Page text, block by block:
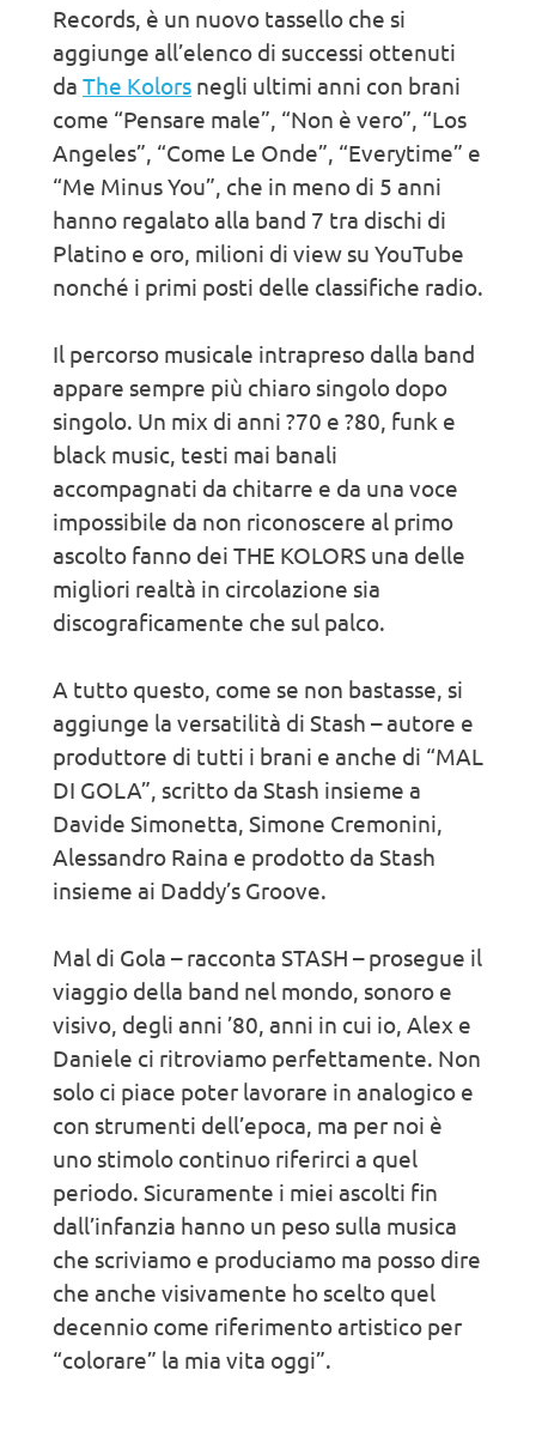
Records, è un nuovo tassello che si
aggiunge all’elenco di successi ottenuti
da The Kolors negli ultimi anni con brani
come “Pensare male”, “Non è vero”, “Los
Angeles”, “Come Le Onde”, “Everytime” e
“Me Minus You”, che in meno di 5 anni
hanno regalato alla band 7 tra dischi di
Platino e oro, milioni di view su YouTube
nonché i primi posti delle classifiche radio.
Il percorso musicale intrapreso dalla band
appare sempre più chiaro singolo dopo
singolo. Un mix di anni ?70 e ?80, funk e
black music, testi mai banali
accompagnati da chitarre e da una voce
impossibile da non riconoscere al primo
ascolto fanno dei THE KOLORS una delle
migliori realtà in circolazione sia
discograficamente che sul palco.
A tutto questo, come se non bastasse, si
aggiunge la versatilità di Stash – autore e
produttore di tutti i brani e anche di “MAL
DI GOLA”, scritto da Stash insieme a
Davide Simonetta, Simone Cremonini,
Alessandro Raina e prodotto da Stash
insieme ai Daddy’s Groove.
Mal di Gola – racconta STASH – prosegue il
viaggio della band nel mondo, sonoro e
visivo, degli anni ’80, anni in cui io, Alex e
Daniele ci ritroviamo perfettamente. Non
solo ci piace poter lavorare in analogico e
con strumenti dell’epoca, ma per noi è
uno stimolo continuo riferirci a quel
periodo. Sicuramente i miei ascolti fin
dall’infanzia hanno un peso sulla musica
che scriviamo e produciamo ma posso dire
che anche visivamente ho scelto quel
decennio come riferimento artistico per
“colorare” la mia vita oggi”.